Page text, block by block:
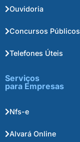
Ouvidoria
Concursos Públicos
Telefones Úteis
Serviços
para Empresas
Nfs-e
Alvará Online